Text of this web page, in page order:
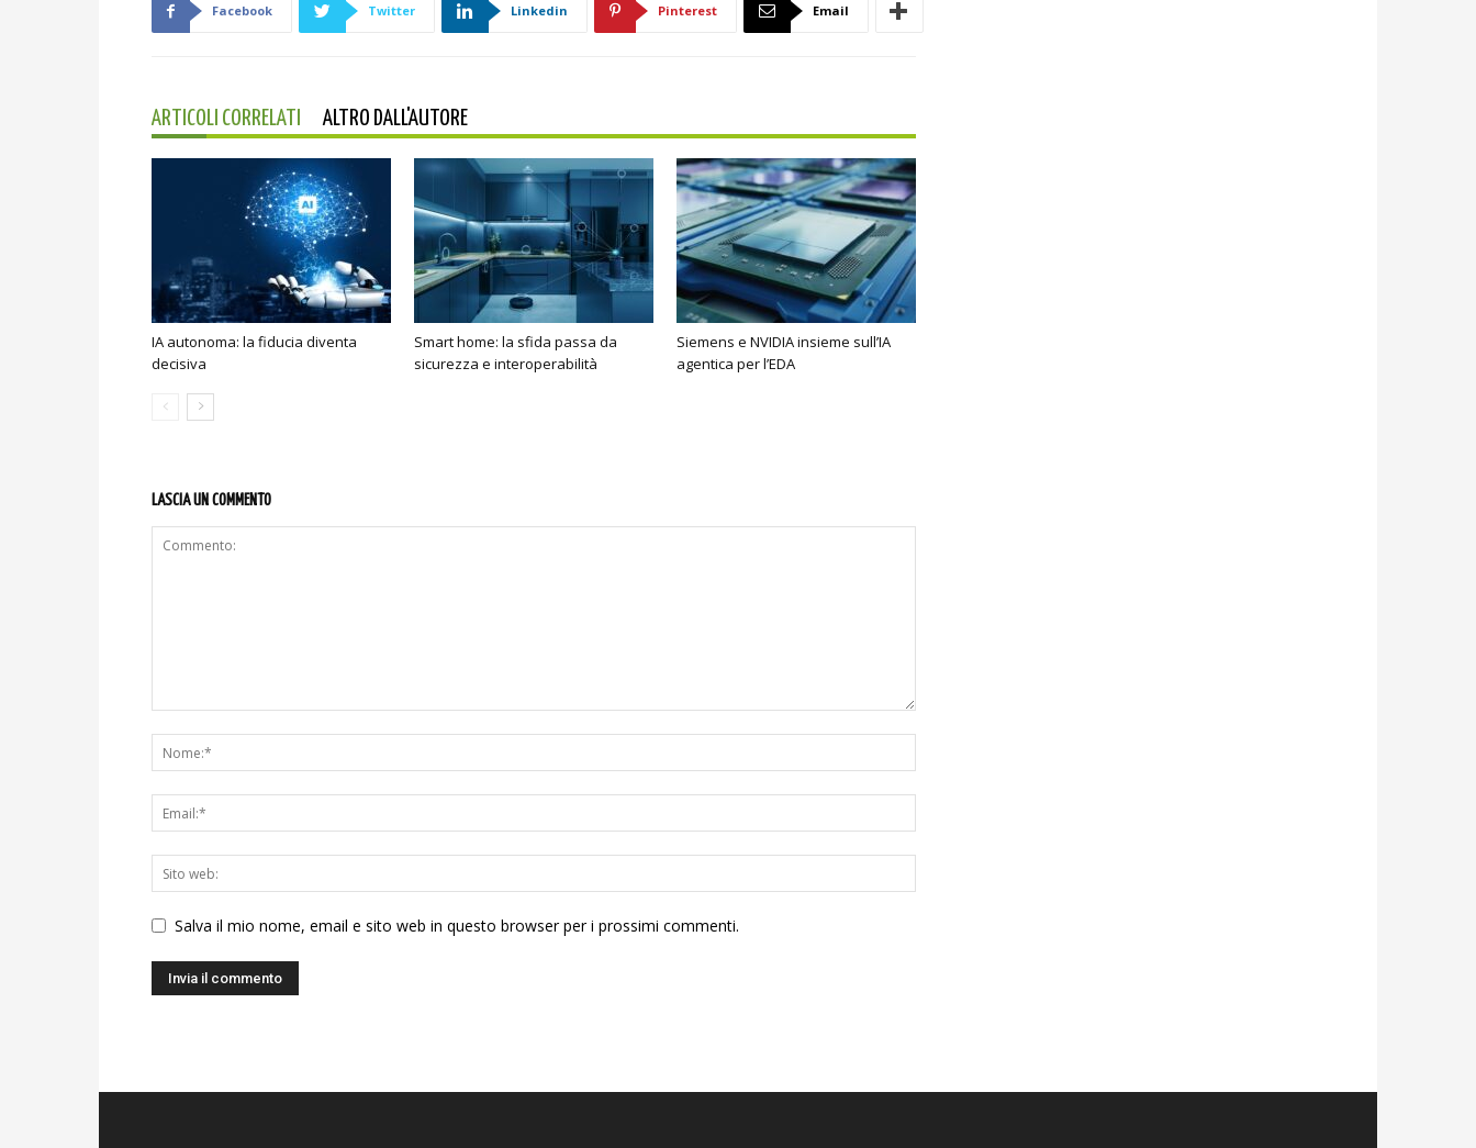
Facebook Twitter Linkedin Pinterest Email
ARTICOLI CORRELATI ALTRO DALL'AUTORE
IA autonoma: la fiducia diventa
decisiva
Smart home: la sfida passa da
sicurezza e interoperabilità
Siemens e NVIDIA insieme sull’IA
agentica per l’EDA
LASCIA UN COMMENTO
Salva il mio nome, email e sito web in questo browser per i prossimi commenti.